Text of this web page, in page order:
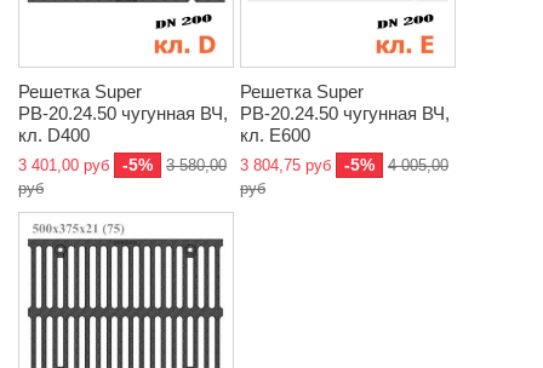
Решетка Super
РВ-20.24.50 чугунная ВЧ,
кл. D400
3 401,00 руб -5%
3 580,00
руб
Решетка Super
РВ-20.24.50 чугунная ВЧ,
кл. E600
3 804,75 руб -5%
4 005,00
руб